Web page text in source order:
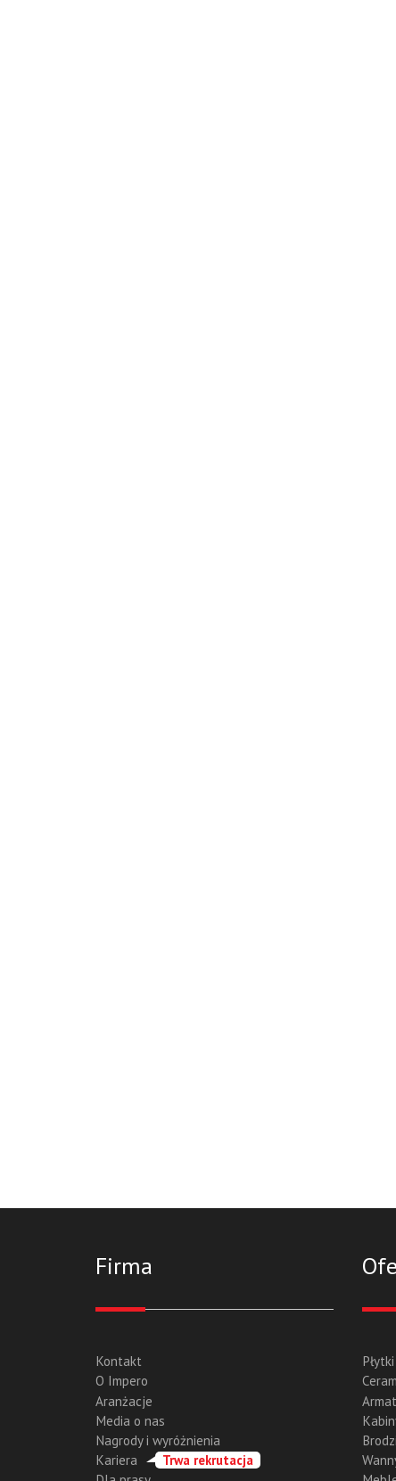
Firma
Kontakt
O Impero
Aranżacje
Media o nas
Nagrody i wyróżnienia
Kariera
Trwa rekrutacja